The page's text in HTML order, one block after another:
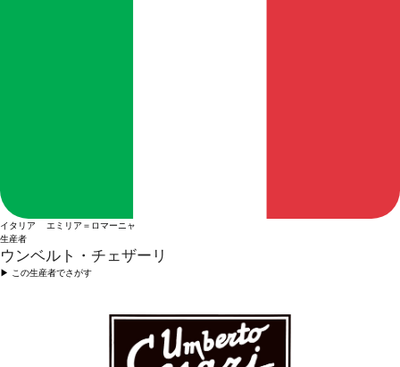
イタリア エミリア＝ロマーニャ
生産者
ウンベルト・チェザーリ
▶︎ この生産者でさがす